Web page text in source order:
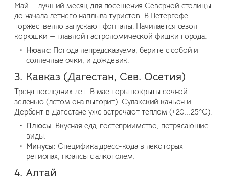
Май — лучший месяц для посещения Северной столицы
до начала летнего наплыва туристов. В Петергофе
торжественно запускают фонтаны. Начинается сезон
корюшки — главной гастрономической фишки города.
Нюанс: Погода непредсказуема, берите с собой и
солнечные очки, и дождевик.
3. Кавказ (Дагестан, Сев. Осетия)
Тренд последних лет. В мае горы покрыты сочной
зеленью (летом она выгорит). Сулакский каньон и
Дербент в Дагестане уже встречают теплом (+20...25°C).
Плюсы: Вкусная еда, гостеприимство, потрясающие
виды.
Минусы: Специфика дресс-кода в некоторых
регионах, нюансы с алкоголем.
4. Алтай